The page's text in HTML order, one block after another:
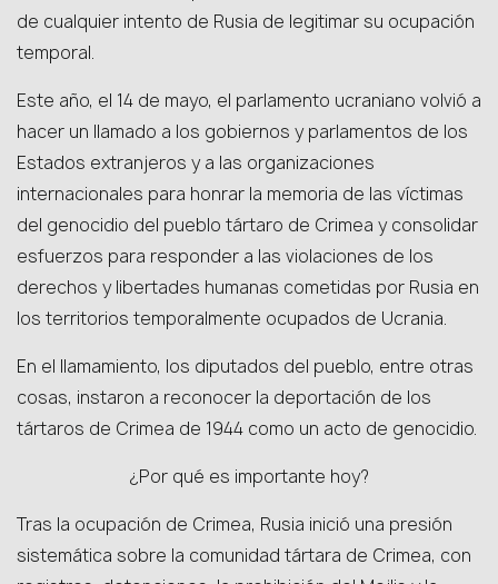
de cualquier intento de Rusia de legitimar su ocupación
temporal.
Este año, el 14 de mayo, el parlamento ucraniano volvió a
hacer un llamado a los gobiernos y parlamentos de los
Estados extranjeros y a las organizaciones
internacionales para honrar la memoria de las víctimas
del genocidio del pueblo tártaro de Crimea y consolidar
esfuerzos para responder a las violaciones de los
derechos y libertades humanas cometidas por Rusia en
los territorios temporalmente ocupados de Ucrania.
En el llamamiento, los diputados del pueblo, entre otras
cosas, instaron a reconocer la deportación de los
tártaros de Crimea de 1944 como un acto de genocidio.
¿Por qué es importante hoy?
Tras la ocupación de Crimea, Rusia inició una presión
sistemática sobre la comunidad tártara de Crimea, con